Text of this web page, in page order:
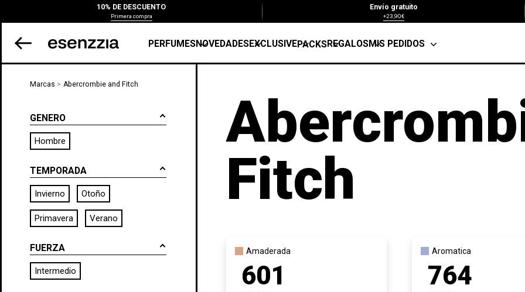
10% DE DESCUENTO
Primera compra
Envío gratuito
+23,90€
PERFUMESNOVEDADESEXCLUSIVEPACKSREGALOSMIS PEDIDOS
Marcas Abercrombie and Fitch
GENERO
Hombre
TEMPORADA
Invierno Otoño
Primavera Verano
FUERZA
Intermedio
Fitch
Amaderada
601
Aromatica
764